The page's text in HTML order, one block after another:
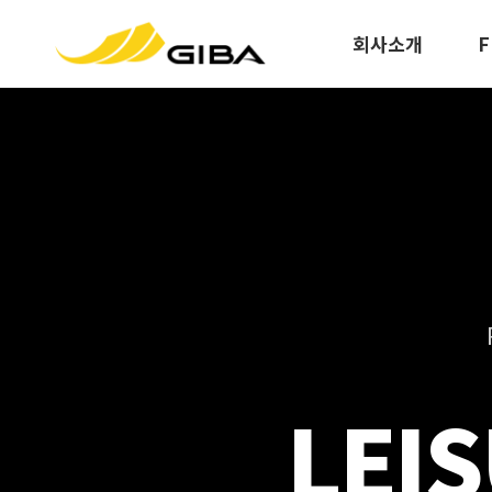
회사소개